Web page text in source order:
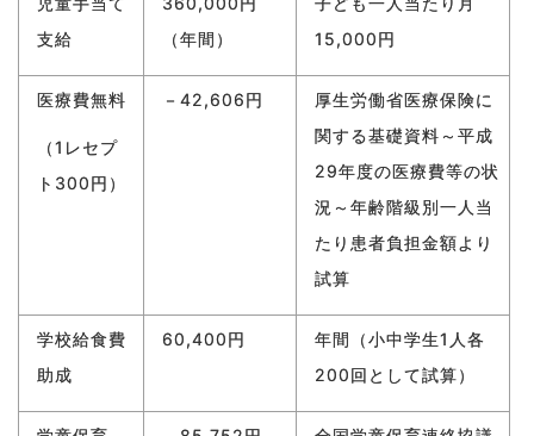
支給
（年間）
15,000円
医療費無料
（1レセプ
ト300円）
－42,606円
厚生労働省医療保険に
関する基礎資料～平成
29年度の医療費等の状
況～年齢階級別一人当
たり患者負担金額より
試算
学校給食費
助成
60,400円
年間（小中学生1人各
200回として試算）